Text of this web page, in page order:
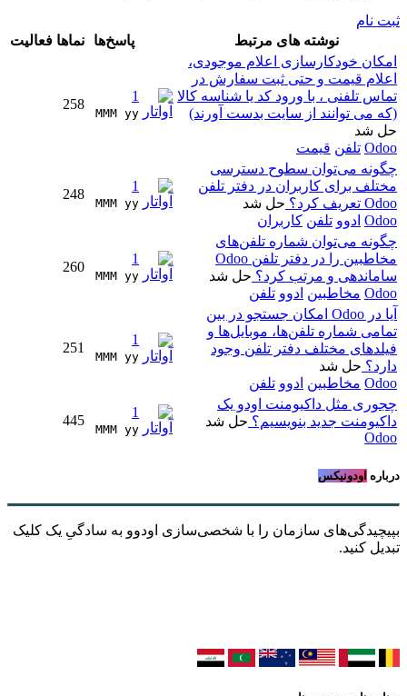
ثبت نام
نوشته های مرتبط
پاسخ‌ها نماها فعالیت
امکان خودکارسازی اعلام موجودی،
اعلام قیمت و حتی ثبت سفارش در
تماس تلفنی ، با ورود کد یا شناسه کالا
(که می توانند از سایت بدست آورند)
حل شد
Odoo تلفن قیمت
1
MMM yy
258
چگونه می‌توان سطوح دسترسی
مختلف برای کاربران در دفتر تلفن
Odoo تعریف کرد؟
حل شد
Odoo ادوو تلفن کاربران
1
MMM yy
248
چگونه می‌توان شماره تلفن‌های
مخاطبین را در دفتر تلفن Odoo
ساماندهی و مرتب کرد؟ حل شد
Odoo مخاطبین ادوو تلفن
1
MMM yy
260
آیا در Odoo امکان جستجو در بین
تمامی شماره تلفن‌ها، موبایل‌ها و
فیلدهای مختلف دفتر تلفن وجود
دارد؟ حل شد
Odoo مخاطبین ادوو تلفن
1
MMM yy
251
چجوری مثل داکیومنت اودو یک
داکیومنت جدید بنویسیم؟ حل شد
Odoo
1
MMM yy
445
درباره اودونیکس
بپیچیدگی‌های سازمان را با شخصی‌سازی اودوو به سادگیِ یک کلیک
تبدیل کنید.